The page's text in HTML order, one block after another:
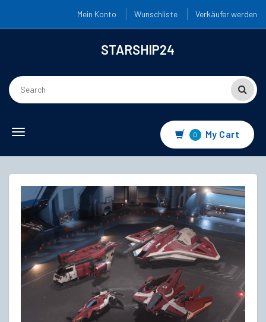
Mein Konto Wunschliste Verkäufer werden
STARSHIP24
Toggle
0 My Cart